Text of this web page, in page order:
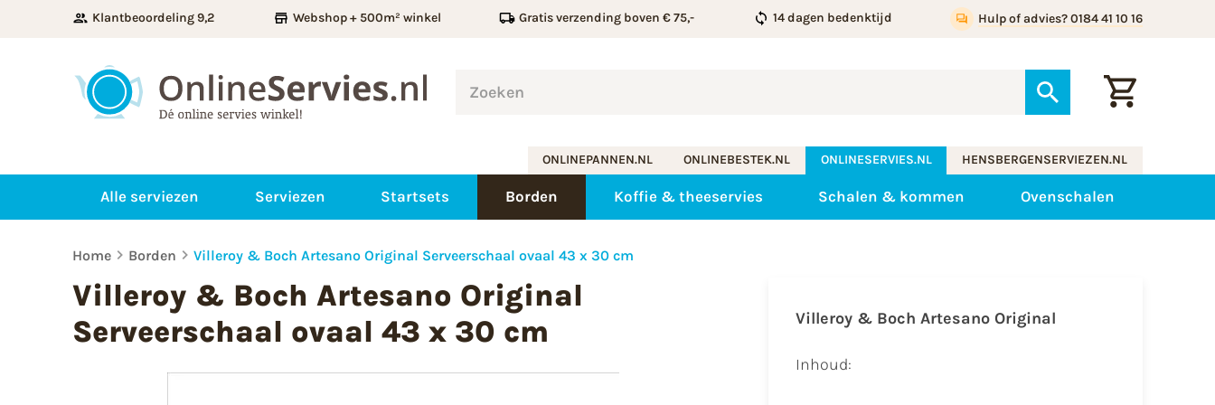
Klantbeoordeling 9,2 Webshop + 500m² winkel Gratis verzending boven € 75,- 14 dagen bedenktijd Hulp of advies? 0184 41 10 16
ONLINEPANNEN.NL ONLINEBESTEK.NL ONLINESERVIES.NL HENSBERGENSERVIEZEN.NL
Alle serviezen Serviezen Startsets Borden Koffie & theeservies Schalen & kommen Ovenschalen
Home Borden Villeroy & Boch Artesano Original Serveerschaal ovaal 43 x 30 cm
Villeroy & Boch Artesano Original
Serveerschaal ovaal 43 x 30 cm
Villeroy & Boch Artesano Original
Inhoud: